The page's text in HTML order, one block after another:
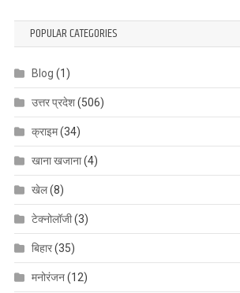
POPULAR CATEGORIES
Blog (1)
उत्तर प्रदेश(506)
क्राइम(34)
खाना खजाना(4)
खेल(8)
टेक्नोलॉजी(3)
बिहार(35)
मनोरंजन(12)